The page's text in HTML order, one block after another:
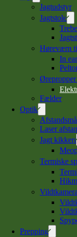
Jagtudstyr
Jagtstole
Høreværn
In
Fælder
Optik
Laser
Jagt kikkert
Termiske
Prepping